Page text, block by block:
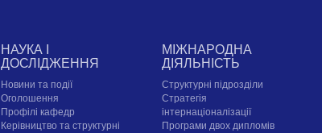
НАУКА І
ДОСЛІДЖЕННЯ
Новини та події
Оголошення
Профілі кафедр
Керівництво та структурні
МІЖНАРОДНА
ДІЯЛЬНІСТЬ
Структурні підрозділи
Стратегія
інтернаціоналізації
Програми двох дипломів